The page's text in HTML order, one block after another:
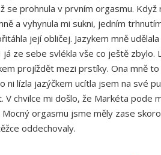
prohnula v prvním orgasmu. Když
a vyhynula mi sukni, jedním
její obličej. Jazykem mně
ze sebe svlékla vše co ještě zbylo.
projíždět mezi prstíky. Ona mně to
lízla jazýčkem ucítla jsem na své
chvilce mi došlo, že Markéta pode
orgasmu jsme měly zase skoro
oddechovaly.